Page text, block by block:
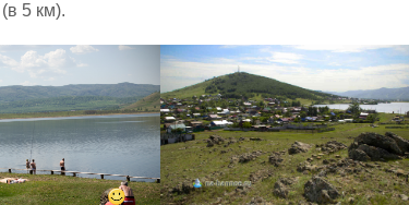
5 км).